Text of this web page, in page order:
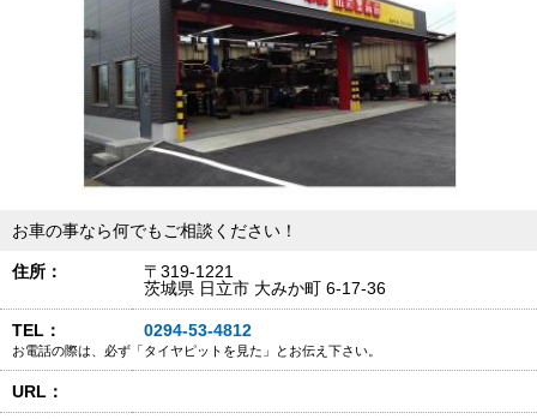
お車の事なら何でもご相談ください！
住所：
〒319-1221
茨城県 日立市 大みか町 6-17-36
TEL： 0294-53-4812
お電話の際は、必ず「タイヤピットを見た」とお伝え下さい。
URL：